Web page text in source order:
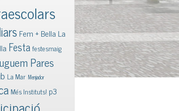
Fem + Bella La
Festafestesmaig
Pares
La Mar Menjador
Més Instituts! p3